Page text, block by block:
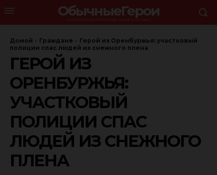
ОбычныеГерои
Домой Граждане
Герой из Оренбуржья: участковый
полиции спас людей из снежного плена
ГЕРОЙ ИЗ
ОРЕНБУРЖЬЯ:
УЧАСТКОВЫЙ
ПОЛИЦИИ СПАС
ЛЮДЕЙ ИЗ СНЕЖНОГО
ПЛЕНА